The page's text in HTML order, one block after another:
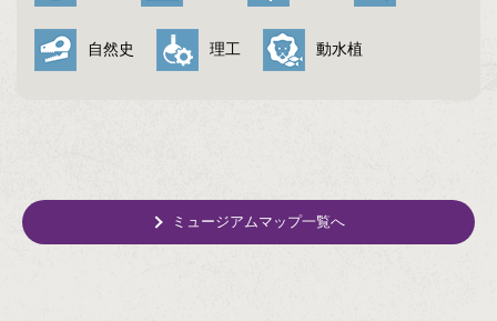
自然史 理工 動水植
ミュージアムマップ一覧へ